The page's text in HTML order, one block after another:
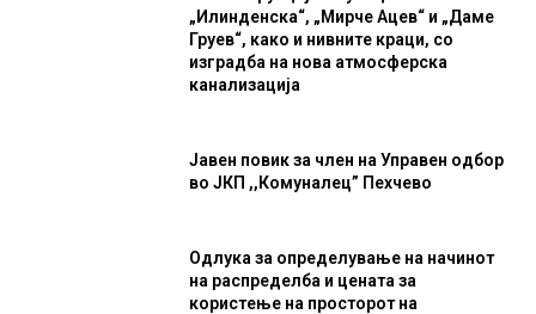
„Илинденска“, „Мирче Ацев“ и „Даме
Груев“, како и нивните краци, со
изградба на нова атмосферска
канализација
Јавен повик за член на Управен одбор
во ЈКП ,,Комуналец” Пехчево
Одлука за определување на начинот
на распределба и цената за
користење на просторот на